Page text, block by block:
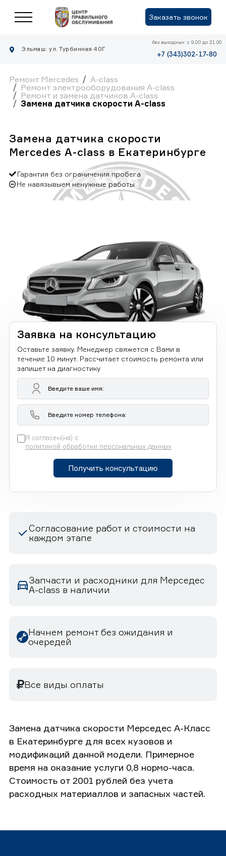
Заказать звонок
Эльмаш: ул. Турбинная 40Г
без выходных: с 9.00 до 21.00
+7 (343)302-17-80
Ремонт Mercedes
A-class
Ремонт электрооборудования A-class
Ремонт и замена датчиков A-class
Замена датчика скорости A-class
Замена датчика скорости
Mercedes A-class в Екатеринбурге
Гарантия без ограничения пробега
Не навязывыем ненужные работы
Заявка на консультацию
Оставьте заявку. Менеджер свяжется с Вами в
течение 10 минут. Рассчитает стоимость ремонта или
запишет на диагностику
Я согласен(на) с
политикой обработки персональных данных
Получить консультацию
Согласование работ и стоимости на
каждом этапе
Запчасти и расходники для Мерседес
A-class в наличии
Начнем ремонт без ожидания и
очередей
Все виды оплаты
Замена датчика скорости Мерседес А-Класс
в Екатеринбурге для всех кузовов и
модификаций данной модели. Примерное
время на оказание услуги 0,8 нормо-часа.
Стоимость от 2001 рублей без учета
расходных материаллов и запасных частей.